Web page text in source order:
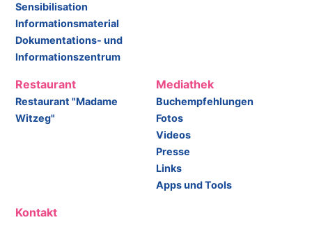
Sensibilisation
Informationsmaterial
Dokumentations- und
Informationszentrum
Restaurant
Restaurant "Madame
Witzeg"
Mediathek
Buchempfehlungen
Fotos
Videos
Presse
Links
Apps und Tools
Kontakt